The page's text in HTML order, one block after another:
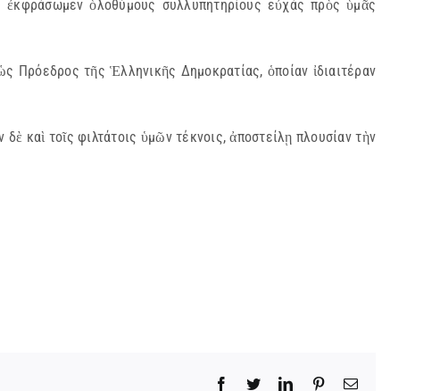
ὁλοθύμους συλλυπητηρίους εὐχάς πρὸς ὑμᾶς
Πρόεδρος τῆς Ἑλληνικῆς Δημοκρατίας, ὁποίαν ἰδιαιτέραν
καὶ τοῖς φιλτάτοις ὑμῶν τέκνοις, ἀποστείλῃ πλουσίαν τὴν
Facebook
TwitterLinkedInPinterestEmail